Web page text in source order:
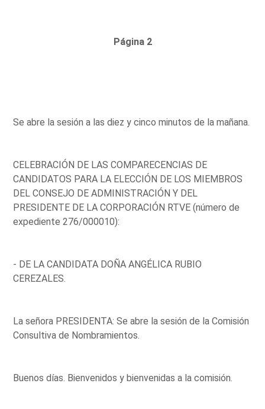
Página 2
Se abre la sesión a las diez y cinco minutos de la mañana.
CELEBRACIÓN DE LAS COMPARECENCIAS DE
CANDIDATOS PARA LA ELECCIÓN DE LOS MIEMBROS
DEL CONSEJO DE ADMINISTRACIÓN Y DEL
PRESIDENTE DE LA CORPORACIÓN RTVE (número de
expediente 276/000010):
- DE LA CANDIDATA DOÑA ANGÉLICA RUBIO
CEREZALES.
La señora PRESIDENTA: Se abre la sesión de la Comisión
Consultiva de Nombramientos.
Buenos días. Bienvenidos y bienvenidas a la comisión.